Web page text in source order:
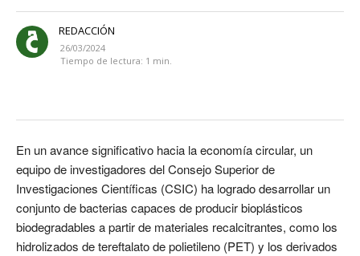
REDACCIÓN
26/03/2024
Tiempo de lectura: 1 min.
En un avance significativo hacia la economía circular, un
equipo de investigadores del Consejo Superior de
Investigaciones Científicas (CSIC) ha logrado desarrollar un
conjunto de bacterias capaces de producir bioplásticos
biodegradables a partir de materiales recalcitrantes, como los
hidrolizados de tereftalato de polietileno (PET) y los derivados